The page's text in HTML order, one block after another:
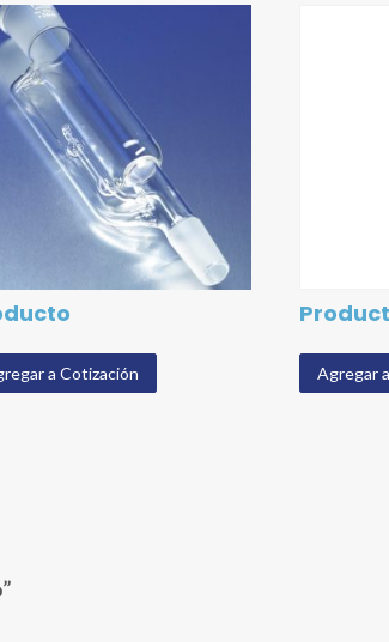
a Cotización Agregar